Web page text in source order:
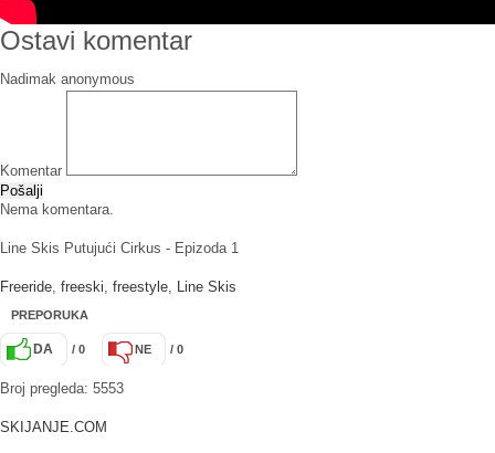
Ostavi komentar
Nadimak
Komentar
Pošalji
Nema komentara.
Line Skis Putujući Cirkus - Epizoda 1
Freeride, freeski, freestyle, Line Skis
PREPORUKA
DA / 0 NE / 0
Broj pregleda: 5553
SKIJANJE.COM